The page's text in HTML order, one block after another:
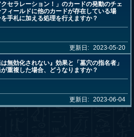
セラレーション！」のカードの発動のチェ
ィールドに他のカードが存在している場
手札に加える処理を行えますか？
更新日: 2023-05-20
無効化されない』効果と「墓穴の指名者」
重複した場合、どうなりますか？
更新日: 2023-06-04